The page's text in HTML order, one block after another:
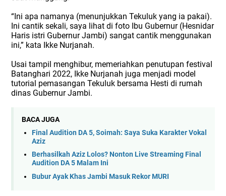
“Ini apa namanya (menunjukkan Tekuluk yang ia pakai).
Ini cantik sekali, saya lihat di foto Ibu Gubernur (Hesnidar
Haris istri Gubernur Jambi) sangat cantik menggunakan
ini,” kata Ikke Nurjanah.
Usai tampil menghibur, memeriahkan penutupan festival
Batanghari 2022, Ikke Nurjanah juga menjadi model
tutorial pemasangan Tekuluk bersama Hesti di rumah
dinas Gubernur Jambi.
BACA JUGA
Final Audition DA 5, Soimah: Saya Suka Karakter Vokal
Aziz
Berhasilkah Aziz Lolos? Nonton Live Streaming Final
Audition DA 5 Malam Ini
Bubur Ayak Khas Jambi Masuk Rekor MURI